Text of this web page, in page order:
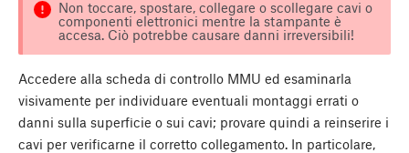
Non toccare, spostare, collegare o scollegare cavi o
componenti elettronici mentre la stampante è
accesa. Ciò potrebbe causare danni irreversibili!
Accedere alla scheda di controllo MMU ed esaminarla
visivamente per individuare eventuali montaggi errati o
danni sulla superficie o sui cavi; provare quindi a reinserire i
cavi per verificarne il corretto collegamento. In particolare,